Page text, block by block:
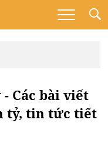
Các bài viết
tỷ, tin tức tiết